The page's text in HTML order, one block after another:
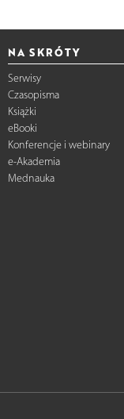
NA SKRÓTY
Serwisy
Czasopisma
Książki
eBooki
Konferencje i webinary
e-Akademia
Mednauka